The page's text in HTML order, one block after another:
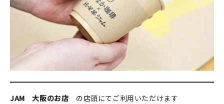
JAM 大阪のお店 の店頭にてご利用いただけます